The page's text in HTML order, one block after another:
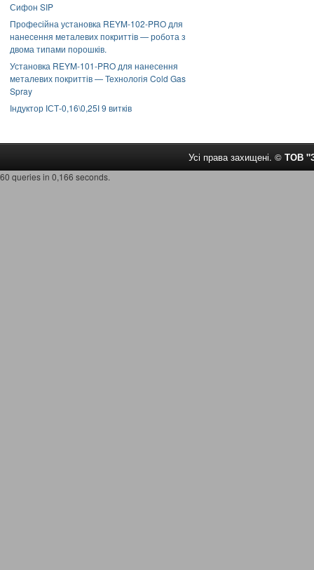
Сифон SIP
Професійна установка REYM-102-PRO для
нанесення металевих покриттів — робота з
двома типами порошків.
Установка REYM-101-PRO для нанесення
металевих покриттів — Технологія Cold Gas
Spray
Індуктор ІСТ-0,16\0,25І 9 витків
Усі права захищені. © ТОВ
60 queries in 0,166 seconds.